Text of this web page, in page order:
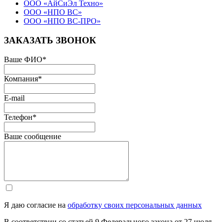
ООО «АйСиЭл Техно»
ООО «НПО ВС»
ООО «НПО ВС-ПРО»
ЗАКАЗАТЬ ЗВОНОК
Ваше ФИО*
Компания*
E-mail
Телефон*
Ваше сообщение
Я даю согласие на обработку своих персональных данных